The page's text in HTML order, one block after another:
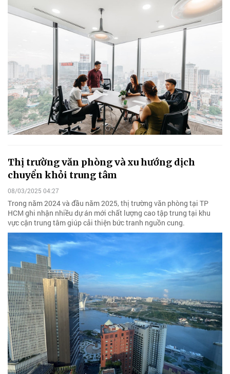
Thị trường văn phòng và xu hướng dịch
chuyển khỏi trung tâm
08/03/2025 04:27
Trong năm 2024 và đầu năm 2025, thị trường văn phòng tại TP
HCM ghi nhận nhiều dự án mới chất lượng cao tập trung tại khu
vực cận trung tâm giúp cải thiện bức tranh nguồn cung.